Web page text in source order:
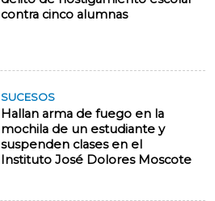
contra cinco alumnas
SUCESOS
Hallan arma de fuego en la
mochila de un estudiante y
suspenden clases en el
Instituto José Dolores Moscote